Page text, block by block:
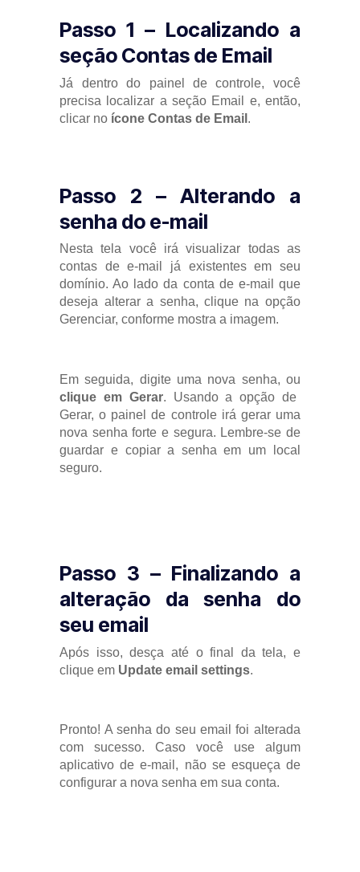
Passo 1 – Localizando a
seção Contas de Email
Já dentro do painel de controle, você
precisa localizar a seção Email e, então,
clicar no ícone Contas de Email .
Passo 2 – Alterando a
senha do e-mail
Nesta tela você irá visualizar todas as
contas de e-mail já existentes em seu
domínio. Ao lado da conta de e-mail que
deseja alterar a senha, clique na opção
Gerenciar, conforme mostra a imagem.
Em seguida, digite uma nova senha, ou
clique em Gerar. Usando a opção de
Gerar, o painel de controle irá gerar uma
nova senha forte e segura. Lembre-se de
guardar e copiar a senha em um local
seguro.
Passo 3 – Finalizando a
alteração da senha do
seu email
Após isso, desça até o final da tela, e
clique em Update email settings.
Pronto! A senha do seu email foi alterada
com sucesso. Caso você use algum
aplicativo de e-mail, não se esqueça de
configurar a nova senha em sua conta.